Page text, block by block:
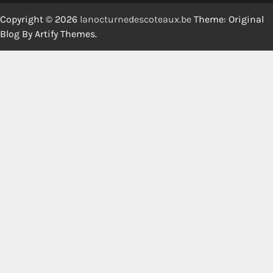
Copyright © 2026 lanocturnedescoteaux.be Theme: Original
Blog By Artify Themes.